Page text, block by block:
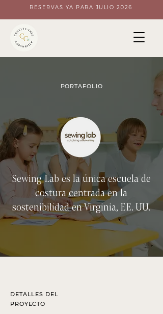
RESERVAS YA PARA JULIO 2026
PORTAFOLIO
Sewing Lab es la única escuela de
costura centrada en la
sostenibilidad en Virginia, EE. UU.
DETALLES DEL
PROYECTO